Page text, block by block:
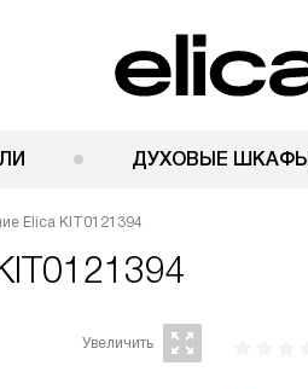
ДУХОВЫЕ ШКАФЫ
Elica KIT0121394